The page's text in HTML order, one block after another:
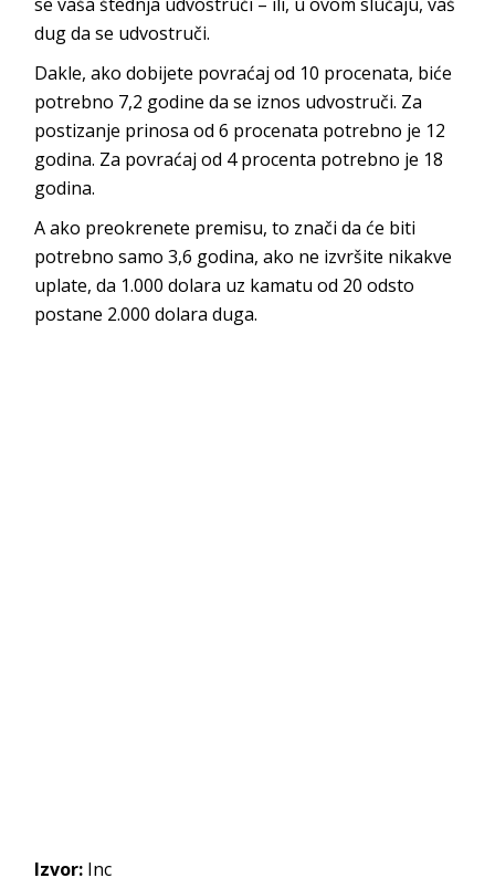
dug da se udvostruči.
Dakle, ako dobijete povraćaj od 10 procenata, biće
potrebno 7,2 godine da se iznos udvostruči. Za
postizanje prinosa od 6 procenata potrebno je 12
godina. Za povraćaj od 4 procenta potrebno je 18
godina.
A ako preokrenete premisu, to znači da će biti
potrebno samo 3,6 godina, ako ne izvršite nikakve
uplate, da 1.000 dolara uz kamatu od 20 odsto
postane 2.000 dolara duga.
Izvor: Inc